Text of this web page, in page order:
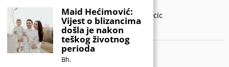
Developed by Amar SIjercic
IZAŠAO JE NOVI MAGAZIN!
Maid Hećimović:
Vijest o blizancima
došla je nakon
teškog životnog
perioda
Bh.